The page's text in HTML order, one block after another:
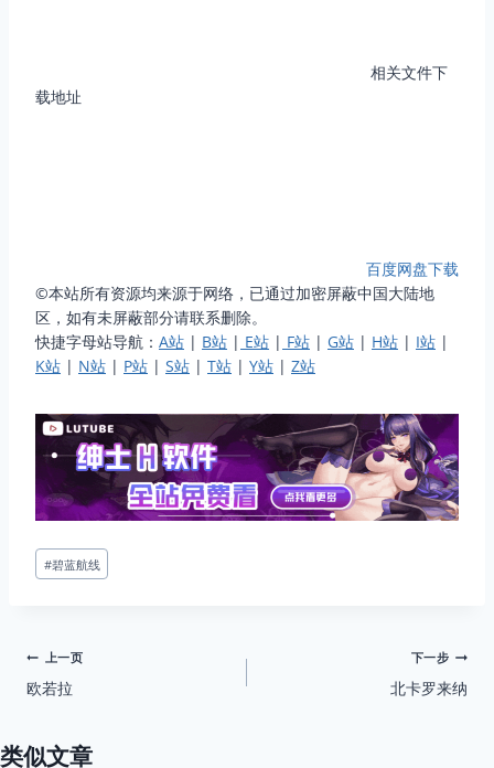
相关文件下
载地址
百度网盘下载
©本站所有资源均来源于网络，已通过加密屏蔽中国大陆地
区，如有未屏蔽部分请联系删除。
快捷字母站导航： A站 | B站 | E站 | F站 | G站 | H站 | I站 |
K站 | N站 | P站 | S站 | T站 | Y站 | Z站
文
章
#碧蓝航线
文
章
上一页
欧若拉
下一步
北卡罗来纳
类似文章